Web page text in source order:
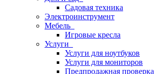
Садовая техника
Электроинструмент
Мебель
Игровые кресла
Услуги
Услуги для ноутбуков
Услуги для мониторов
Предпродажная проверка